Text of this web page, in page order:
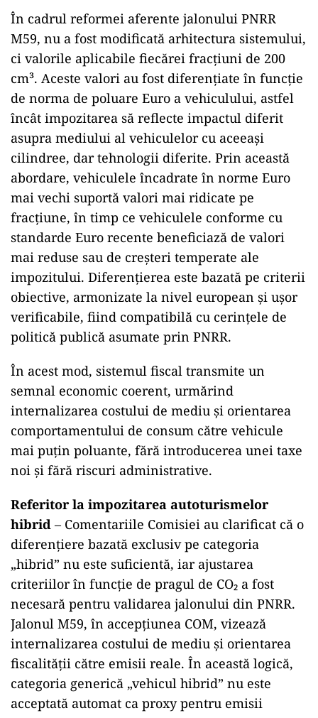
În cadrul reformei aferente jalonului PNRR
M59, nu a fost modificată arhitectura sistemului,
ci valorile aplicabile fiecărei fracțiuni de 200
cm³. Aceste valori au fost diferențiate în funcție
de norma de poluare Euro a vehiculului, astfel
încât impozitarea să reflecte impactul diferit
asupra mediului al vehiculelor cu aceeași
cilindree, dar tehnologii diferite. Prin această
abordare, vehiculele încadrate în norme Euro
mai vechi suportă valori mai ridicate pe
fracțiune, în timp ce vehiculele conforme cu
standarde Euro recente beneficiază de valori
mai reduse sau de creșteri temperate ale
impozitului. Diferențierea este bazată pe criterii
obiective, armonizate la nivel european și ușor
verificabile, fiind compatibilă cu cerințele de
politică publică asumate prin PNRR.
În acest mod, sistemul fiscal transmite un
semnal economic coerent, urmărind
internalizarea costului de mediu și orientarea
comportamentului de consum către vehicule
mai puțin poluante, fără introducerea unei taxe
noi și fără riscuri administrative.
Referitor la impozitarea autoturismelor
hibrid – Comentariile Comisiei au clarificat că o
diferențiere bazată exclusiv pe categoria
„hibrid” nu este suficientă, iar ajustarea
criteriilor în funcție de pragul de CO₂ a fost
necesară pentru validarea jalonului din PNRR.
Jalonul M59, în accepțiunea COM, vizează
internalizarea costului de mediu și orientarea
fiscalității către emisii reale. În această logică,
categoria generică „vehicul hibrid” nu este
acceptată automat ca proxy pentru emisii